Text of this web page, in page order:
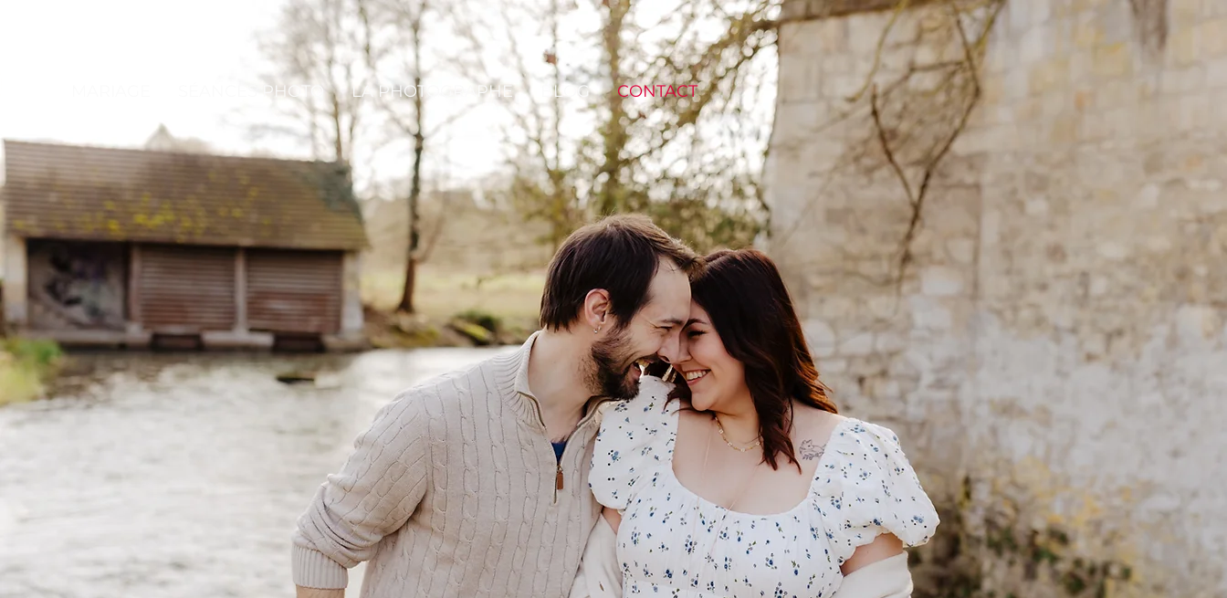
SÉANCES PHOTO LA PHOTOGRAPHE BLOG CONTACT